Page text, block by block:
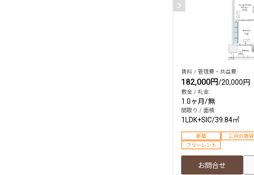
賃料 / 管理費・共益費:
182,000円/20,000円
敷金 / 礼金:
1.0ヶ月/無
間取り / 面積:
1LDK+SIC/39.84㎡
新築 三井の賃貸
フリーレント
お問合せ